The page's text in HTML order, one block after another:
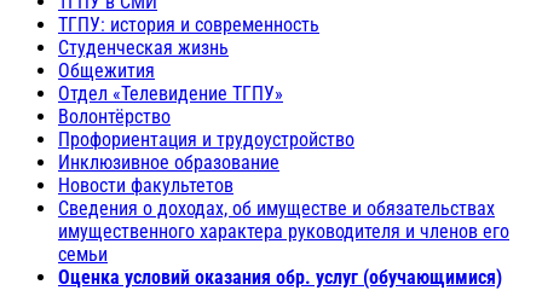
ТГПУ: история и современность
Студенческая жизнь
Общежития
Отдел «Телевидение ТГПУ»
Волонтёрство
Профориентация и трудоустройство
Инклюзивное образование
Новости факультетов
Сведения о доходах, об имуществе и обязательствах
имущественного характера руководителя и членов его
семьи
Оценка условий оказания обр. услуг (обучающимися)